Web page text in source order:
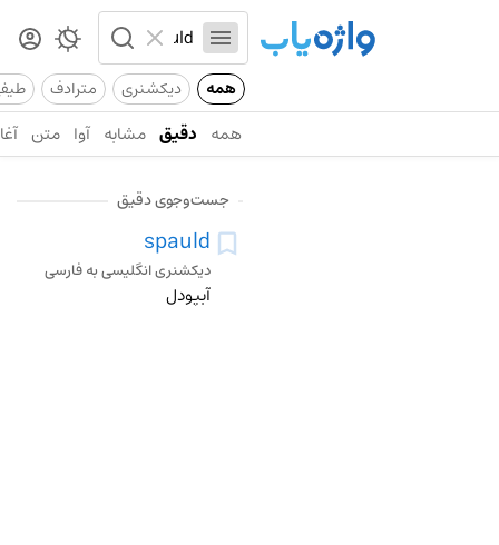
همه دیکشنری مترادف
همه دقیق مشابه آوا متن
جست‌وجوی دقیق
spauld
دیکشنری انگلیسی به فارسی
آبپودل